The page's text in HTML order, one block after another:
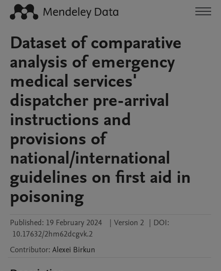
Dataset of comparative
analysis of emergency
medical services'
dispatcher pre-arrival
instructions and
provisions of
national/international
guidelines on first aid in
poisoning
Published: 19 February 2024 | Version 2 | DOI:
10.17632/2hm62dcgvk.2
Contributor: Alexei Birkun